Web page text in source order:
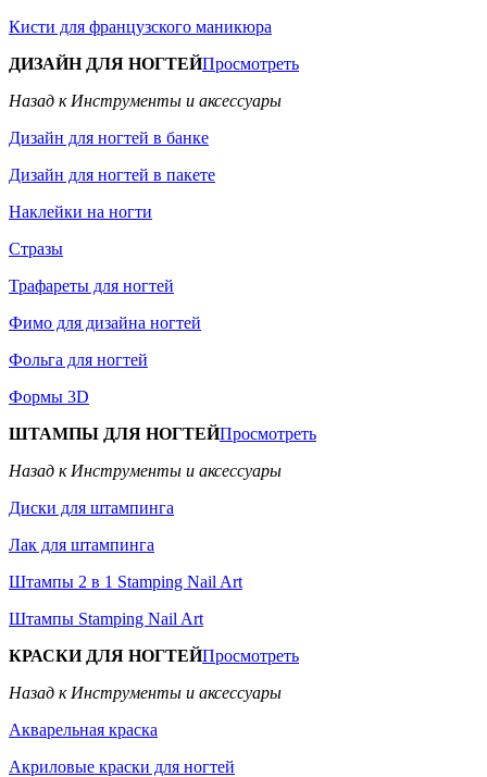
Кисти для французского маникюра
ДИЗАЙН ДЛЯ НОГТЕЙПросмотреть
Назад к Инструменты и аксессуары
Дизайн для ногтей в банке
Дизайн для ногтей в пакете
Наклейки на ногти
Стразы
Трафареты для ногтей
Фимо для дизайна ногтей
Фольга для ногтей
Формы 3D
ШТАМПЫ ДЛЯ НОГТЕЙПросмотреть
Назад к Инструменты и аксессуары
Диски для штампинга
Лак для штампинга
Штампы 2 в 1 Stamping Nail Art
Штампы Stamping Nail Art
КРАСКИ ДЛЯ НОГТЕЙПросмотреть
Назад к Инструменты и аксессуары
Акварельная краска
Акриловые краски для ногтей